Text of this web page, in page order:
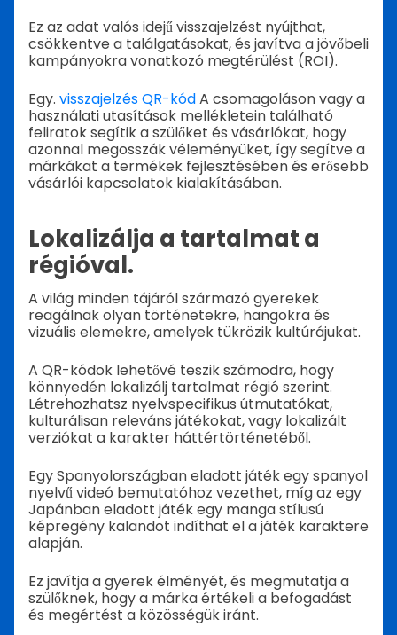
Ez az adat valós idejű visszajelzést nyújthat,
csökkentve a találgatásokat, és javítva a jövőbeli
kampányokra vonatkozó megtérülést (ROI).
Egy. visszajelzés QR-kódA csomagoláson vagy a
használati utasítások mellékletein található
feliratok segítik a szülőket és vásárlókat, hogy
azonnal megosszák véleményüket, így segítve a
márkákat a termékek fejlesztésében és erősebb
vásárlói kapcsolatok kialakításában.
Lokalizálja a tartalmat a
régióval.
A világ minden tájáról származó gyerekek
reagálnak olyan történetekre, hangokra és
vizuális elemekre, amelyek tükrözik kultúrájukat.
A QR-kódok lehetővé teszik számodra, hogy
könnyedén lokalizálj tartalmat régió szerint.
Létrehozhatsz nyelvspecifikus útmutatókat,
kulturálisan releváns játékokat, vagy lokalizált
verziókat a karakter háttértörténetéből.
Egy Spanyolországban eladott játék egy spanyol
nyelvű videó bemutatóhoz vezethet, míg az egy
Japánban eladott játék egy manga stílusú
képregény kalandot indíthat el a játék karaktere
alapján.
Ez javítja a gyerek élményét, és megmutatja a
szülőknek, hogy a márka értékeli a befogadást
és megértést a közösségük iránt.